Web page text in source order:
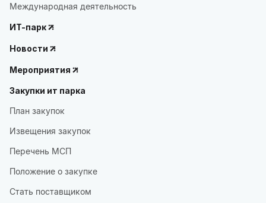
Международная деятельность
ИТ-парк
Новости
Мероприятия
Закупки ит парка
План закупок
Извещения закупок
Перечень МСП
Положение о закупке
Стать поставщиком